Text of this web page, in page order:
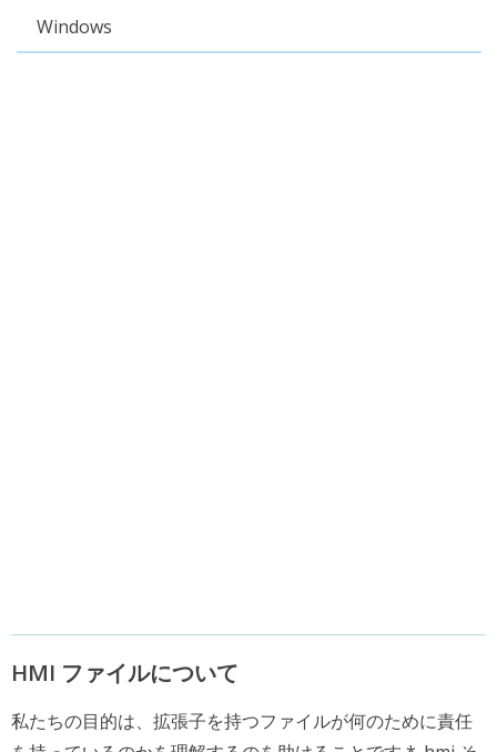
Windows
HMI ファイルについて
私たちの目的は、拡張子を持つファイルが何のために責任